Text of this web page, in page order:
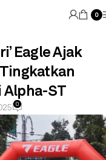
0
Eagle Ajak
Alpha-ST
0